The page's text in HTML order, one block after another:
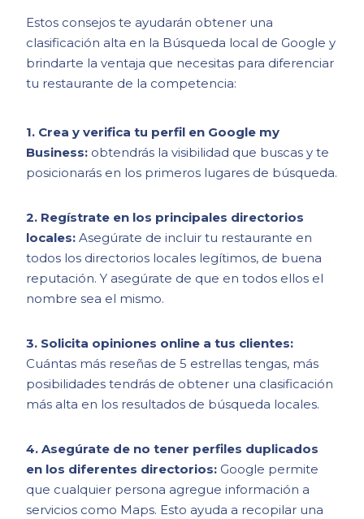
Estos consejos te ayudarán obtener una
clasificación alta en la Búsqueda local de Google y
brindarte la ventaja que necesitas para diferenciar
tu restaurante de la competencia:
1. Crea y verifica tu perfil en Google my
Business: obtendrás la visibilidad que buscas y te
posicionarás en los primeros lugares de búsqueda.
2. Regístrate en los principales directorios
locales:Asegúrate de incluir tu restaurante en
todos los directorios locales legítimos, de buena
reputación. Y asegúrate de que en todos ellos el
nombre sea el mismo.
3. Solicita opiniones online a tus clientes:
Cuántas más reseñas de 5 estrellas tengas, más
posibilidades tendrás de obtener una clasificación
más alta en los resultados de búsqueda locales.
4. Asegúrate de no tener perfiles duplicados
en los diferentes directorios: Google permite
que cualquier persona agregue información a
servicios como Maps. Esto ayuda a recopilar una